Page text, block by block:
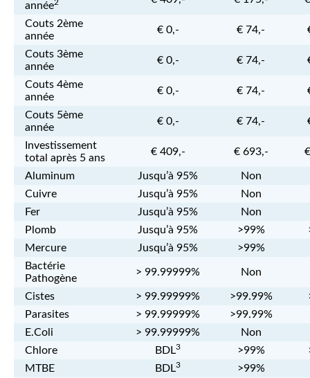
année2
Couts 2ème
année
€ 0,- € 74,-
Couts 3ème
année
€ 0,- € 74,-
Couts 4ème
année
€ 0,- € 74,-
Couts 5ème
année
€ 0,- € 74,-
Investissement
total après 5 ans
€ 409,- € 693,-
Aluminum Jusqu’à 95%
Non
Cuivre
Jusqu’à 95%
Non
Fer
Jusqu’à 95%
Non
Plomb
Jusqu’à 95% >99%
Mercure
Jusqu’à 95%
>99%
Bactérie
Pathogène
> 99.99999% Non
Cistes > 99.99999% >99.99%
Parasites
> 99.99999%
>99.99%
E.Coli
> 99.99999%
Non
Chlore
BDL3 >99%
MTBE
BDL3
>99%